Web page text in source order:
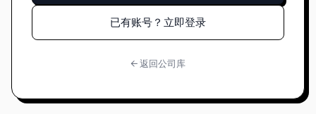
已有账号？立即登录
← 返回公司库